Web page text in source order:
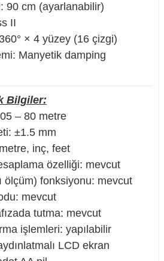
90 cm (ayarlanabilir)
II
× 4 yüzey (16 çizgi)
Manyetik damping
Bilgiler:
– 80 metre
±1.5 mm
inç, feet
özelliği: mevcut
ölçüm) fonksiyonu: mevcut
mevcut
tutma: mevcut
işlemleri: yapılabilir
LCD ekran